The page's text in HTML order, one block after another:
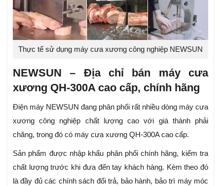
Thực tế sử dụng máy cưa xương công nghiệp NEWSUN
NEWSUN – Địa chỉ bán máy cưa
xương QH-300A cao cấp, chính hãng
Điện máy NEWSUN đang phân phối rất nhiều dòng máy cưa
xương công nghiệp chất lượng cao với giá thành phải
chăng, trong đó có máy cưa xương QH-300A cao cấp.
Sản phẩm được nhập khẩu phân phối chính hãng, kiểm tra
chất lượng trước khi đưa đến tay khách hàng. Kèm theo đó
là đầy đủ các chính sách đổi trả, bảo hành, bảo trì máy móc